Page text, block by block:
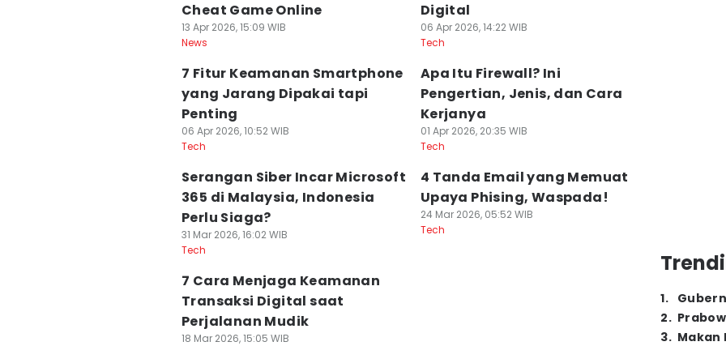
Cheat Game Online
13 Apr 2026, 15:09 WIB
News
Digital
06 Apr 2026, 14:22 WIB
Tech
7 Fitur Keamanan Smartphone
yang Jarang Dipakai tapi
Penting
06 Apr 2026, 10:52 WIB
Tech
Apa Itu Firewall? Ini
Pengertian, Jenis, dan Cara
Kerjanya
01 Apr 2026, 20:35 WIB
Tech
Serangan Siber Incar Microsoft
365 di Malaysia, Indonesia
Perlu Siaga?
31 Mar 2026, 16:02 WIB
Tech
4 Tanda Email yang Memuat
Upaya Phising, Waspada!
24 Mar 2026, 05:52 WIB
Tech
7 Cara Menjaga Keamanan
Transaksi Digital saat
Perjalanan Mudik
18 Mar 2026, 15:05 WIB
1.
2.
3. Makan